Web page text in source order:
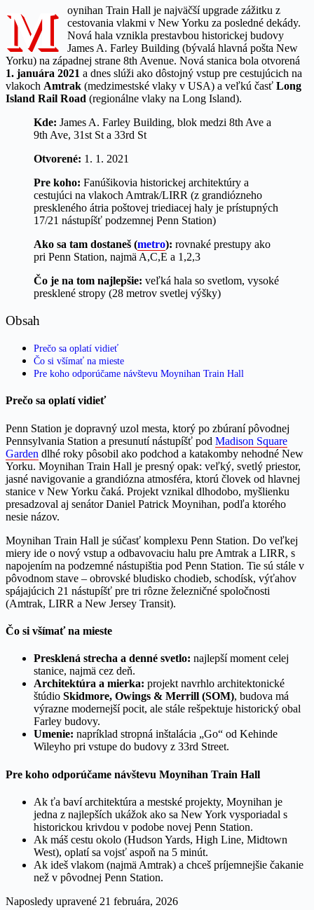
M
oynihan Train Hall je najväčší upgrade zážitku z
cestovania vlakmi v New Yorku za posledné dekády.
Nová hala vznikla prestavbou historickej budovy
James A. Farley Building (bývalá hlavná pošta New
Yorku) na západnej strane 8th Avenue. Nová stanica bola otvorená
1. januára 2021 a dnes slúži ako dôstojný vstup pre cestujúcich na
vlakoch Amtrak (medzimestské vlaky v USA) a veľkú časť Long
Island Rail Road (regionálne vlaky na Long Island).
Kde: James A. Farley Building, blok medzi 8th Ave a
9th Ave, 31st St a 33rd St
Otvorené: 1. 1. 2021
Pre koho: Fanúšikovia historickej architektúry a
cestujúci na vlakoch Amtrak/LIRR (z grandiózneho
preskleného átria poštovej triediacej haly je prístupných
17/21 nástupíšť podzemnej Penn Station)
Ako sa tam dostaneš (metro): rovnaké prestupy ako
pri Penn Station, najmä A,C,E a 1,2,3
Čo je na tom najlepšie: veľká hala so svetlom, vysoké
presklené stropy (28 metrov svetlej výšky)
Obsah
Prečo sa oplatí vidieť
Čo si všímať na mieste
Pre koho odporúčame návštevu Moynihan Train Hall
Prečo sa oplatí vidieť
Penn Station je dopravný uzol mesta, ktorý po zbúraní pôvodnej
Pennsylvania Station a presunutí nástupíšť pod Madison Square
Garden dlhé roky pôsobil ako podchod a katakomby nehodné New
Yorku. Moynihan Train Hall je presný opak: veľký, svetlý priestor,
jasné navigovanie a grandiózna atmosféra, ktorú človek od hlavnej
stanice v New Yorku čaká. Projekt vznikal dlhodobo, myšlienku
presadzoval aj senátor Daniel Patrick Moynihan, podľa ktorého
nesie názov.
Moynihan Train Hall je súčasť komplexu Penn Station. Do veľkej
miery ide o nový vstup a odbavovaciu halu pre Amtrak a LIRR, s
napojením na podzemné nástupištia pod Penn Station. Tie sú stále v
pôvodnom stave – obrovské bludisko chodieb, schodísk, výťahov
spájajúcich 21 nástupíšť pre tri rôzne železničné spoločnosti
(Amtrak, LIRR a New Jersey Transit).
Čo si všímať na mieste
Presklená strecha a denné svetlo: najlepší moment celej
stanice, najmä cez deň.
Architektúra a mierka: projekt navrhlo architektonické
štúdio Skidmore, Owings & Merrill (SOM), budova má
výrazne modernejší pocit, ale stále rešpektuje historický obal
Farley budovy.
Umenie: napríklad stropná inštalácia „Go“ od Kehinde
Wileyho pri vstupe do budovy z 33rd Street.
Pre koho odporúčame návštevu Moynihan Train Hall
Ak ťa baví architektúra a mestské projekty, Moynihan je
jedna z najlepších ukážok ako sa New York vysporiadal s
historickou krivdou v podobe novej Penn Station.
Ak máš cestu okolo (Hudson Yards, High Line, Midtown
West), oplatí sa vojsť aspoň na 5 minút.
Ak ideš vlakom (najmä Amtrak) a chceš príjemnejšie čakanie
než v pôvodnej Penn Station.
Naposledy upravené 21 februára, 2026